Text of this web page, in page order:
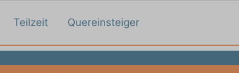
Teilzeit Quereinsteiger